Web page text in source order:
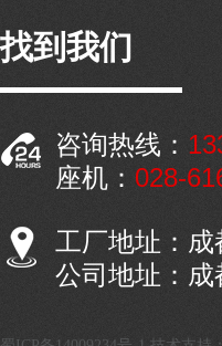
找到我们
咨询热线：
座机： 028-
工厂地址：
公司地址：成